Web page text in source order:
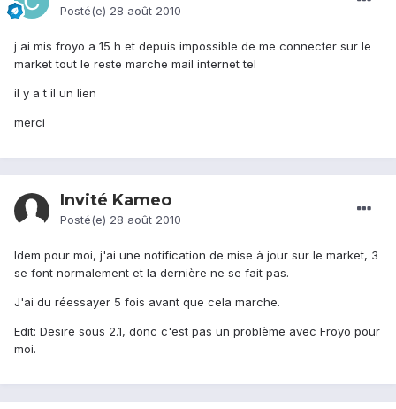
Posté(e) 28 août 2010
j ai mis froyo a 15 h et depuis impossible de me connecter sur le
market tout le reste marche mail internet tel
il y a t il un lien
merci
Invité Kameo
Posté(e) 28 août 2010
Idem pour moi, j'ai une notification de mise à jour sur le market, 3
se font normalement et la dernière ne se fait pas.
J'ai du réessayer 5 fois avant que cela marche.
Edit: Desire sous 2.1, donc c'est pas un problème avec Froyo pour
moi.